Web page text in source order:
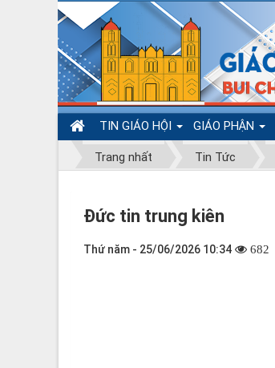
TIN GIÁO HỘI GIÁO PHẬN
Trang nhất Tin Tức
Đức tin trung kiên
Thứ năm - 25/06/2026 10:34 682